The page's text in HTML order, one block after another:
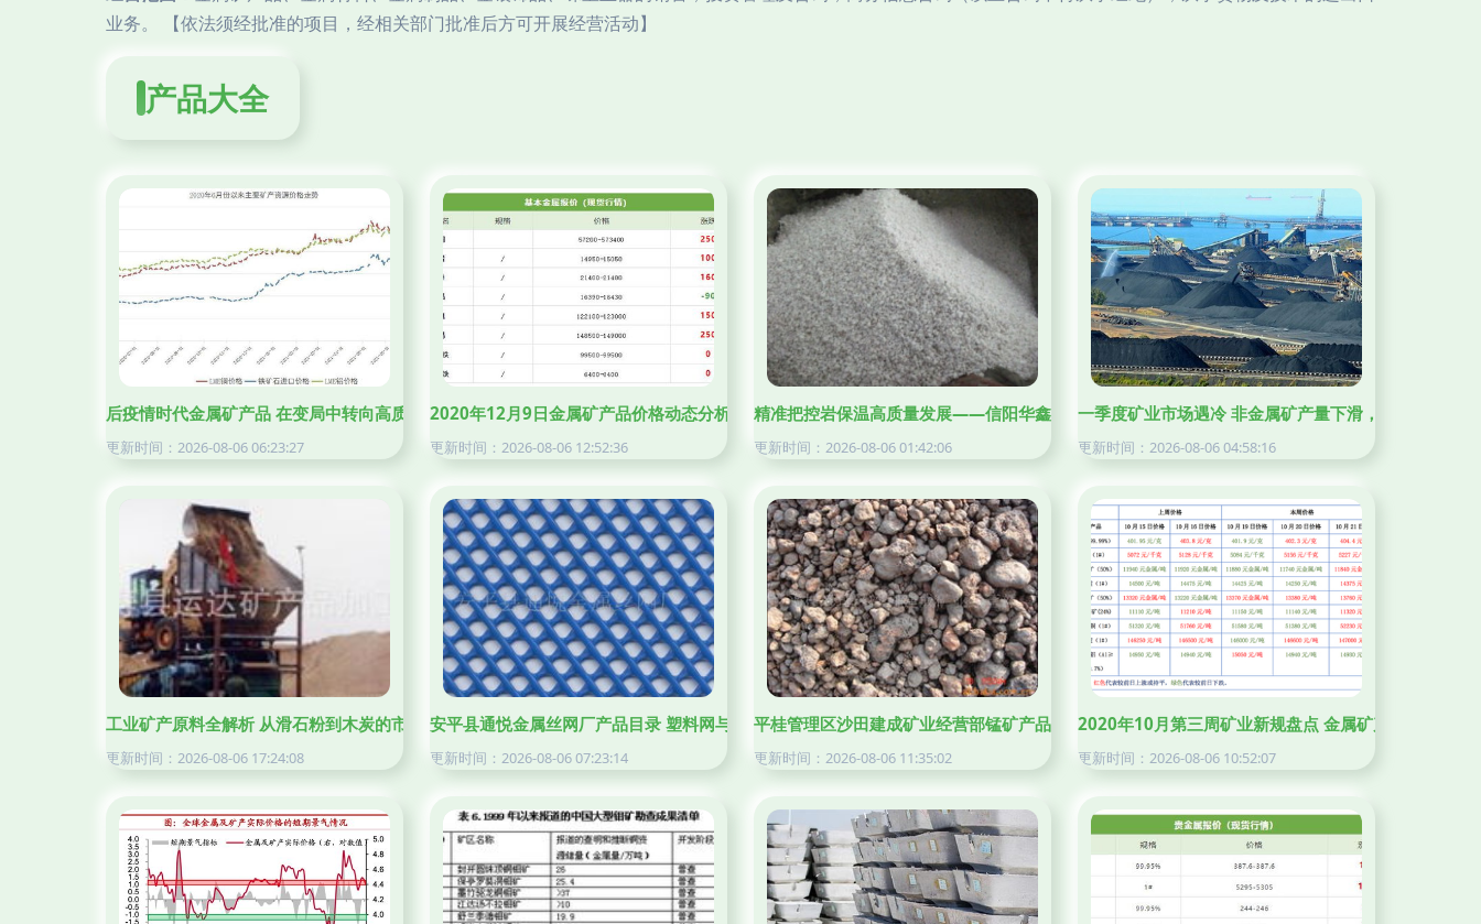
业务。 【依法须经批准的项目，经相关部门批准后方可开展经营活动】
产品大全
后疫情时代金属矿产品 在变局中转向高质量发展的路径
更新时间：2026-08-06 06:23:27
2020年12月9日金属矿产品价格动态分析
更新时间：2026-08-06 12:52:36
精准把控岩保温高质量发展——信阳华鑫珍珠岩保温材料厂的金属矿产品印记
更新时间：2026-08-06 01:42:06
一季度矿业市场遇冷 非金属矿产量下滑，金属表现分化
更新时间：2026-08-06 04:58:16
工业矿产原料全解析 从滑石粉到木炭的市场与趋势
更新时间：2026-08-06 17:24:08
安平县通悦金属丝网厂产品目录 塑料网与金属矿产品系列
更新时间：2026-08-06 07:23:14
平桂管理区沙田建成矿业经营部锰矿产品列表
更新时间：2026-08-06 11:35:02
2020年10月第三周矿业新规盘点 金属矿产品领域政策
更新时间：2026-08-06 10:52:07